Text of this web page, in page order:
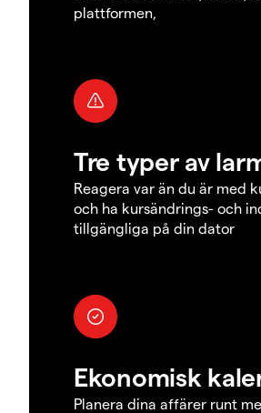
plattformen,
Tre typer av
Reagera var än du är med
och ha kursändrings- och
tillgängliga på din dator
Ekonomisk
Planera dina affärer runt